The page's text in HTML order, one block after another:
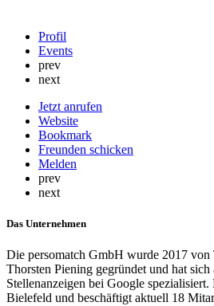
Profil
Events
prev
next
Jetzt anrufen
Website
Bookmark
Freunden schicken
Melden
prev
next
Das Unternehmen
Die persomatch GmbH wurde 2017
Thorsten Piening gegründet und hat
Stellenanzeigen bei Google
Bielefeld und beschäftigt aktuell 18